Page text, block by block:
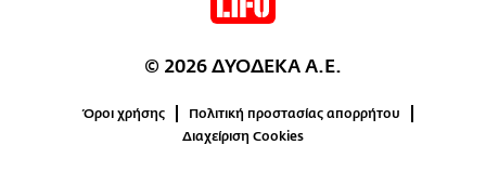
© 2026 ΔΥΟΔΕΚΑ Α.Ε.
Όροι χρήσης
Πολιτική προστασίας απορρήτου
Διαχείριση Cookies